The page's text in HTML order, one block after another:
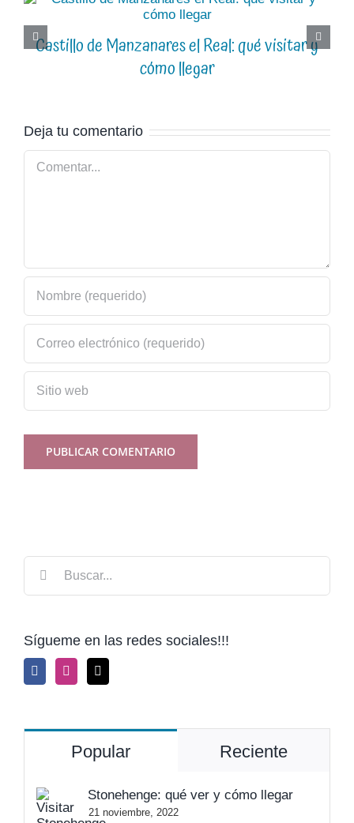
Castillo de Manzanares el Real: qué visitar y
cómo llegar
Deja tu comentario
Comentar
Sígueme en las redes sociales!!!
Popular Reciente
Stonehenge: qué ver y cómo llegar
21 noviembre, 2022